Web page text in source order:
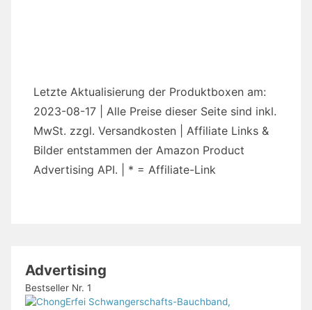
Letzte Aktualisierung der Produktboxen am:
2023-08-17 | Alle Preise dieser Seite sind inkl.
MwSt. zzgl. Versandkosten | Affiliate Links &
Bilder entstammen der Amazon Product
Advertising API. | * = Affiliate-Link
Advertising
Bestseller Nr. 1